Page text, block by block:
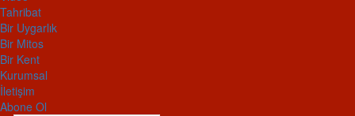
Tahribat
Bir Uygarlık
Bir Mitos
Bir Kent
Kurumsal
İletişim
Abone Ol